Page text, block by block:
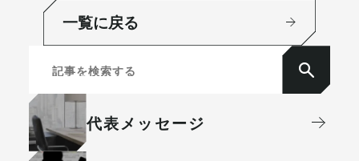
一覧に戻る
代表メッセージ